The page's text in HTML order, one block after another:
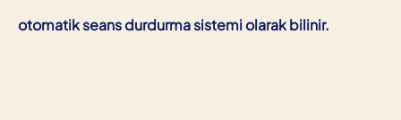
otomatik seans durdurma sistemi olarak bilinir.